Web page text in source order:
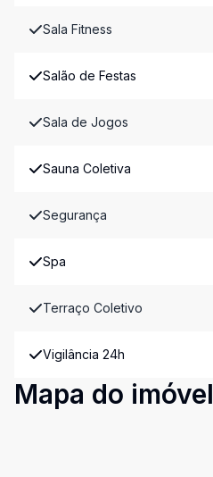
Sala Fitness
Salão de Festas
Sala de Jogos
Sauna Coletiva
Segurança
Spa
Terraço Coletivo
Vigilância 24h
Mapa do imóvel